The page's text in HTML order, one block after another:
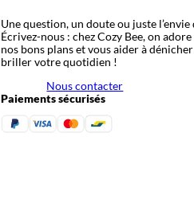
Une question, un doute ou juste
Écrivez-nous : chez Cozy Bee, on
nos bons plans et vous aider à
briller votre quotidien !
Nous contacter
Paiements sécurisés